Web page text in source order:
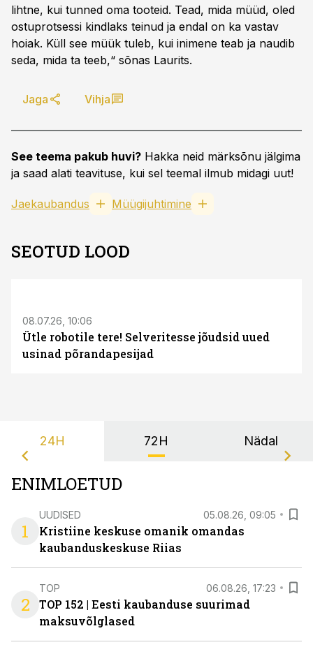
lihtne, kui tunned oma tooteid. Tead, mida müüd, oled
ostuprotsessi kindlaks teinud ja endal on ka vastav
hoiak. Küll see müük tuleb, kui inimene teab ja naudib
seda, mida ta teeb,“ sõnas Laurits.
Jaga Vihja
See teema pakub huvi? Hakka neid märksõnu jälgima
ja saad alati teavituse, kui sel teemal ilmub midagi uut!
Jaekaubandus Müügijuhtimine
SEOTUD LOOD
08.07.26, 10:06
Ütle robotile tere! Selveritesse jõudsid uued
usinad põrandapesijad
24H 72H Nädal
ENIMLOETUD
1
UUDISED 05.08.26, 09:05
Kristiine keskuse omanik omandas
kaubanduskeskuse Riias
2
TOP 06.08.26, 17:23
TOP 152 | Eesti kaubanduse suurimad
maksuvõlglased